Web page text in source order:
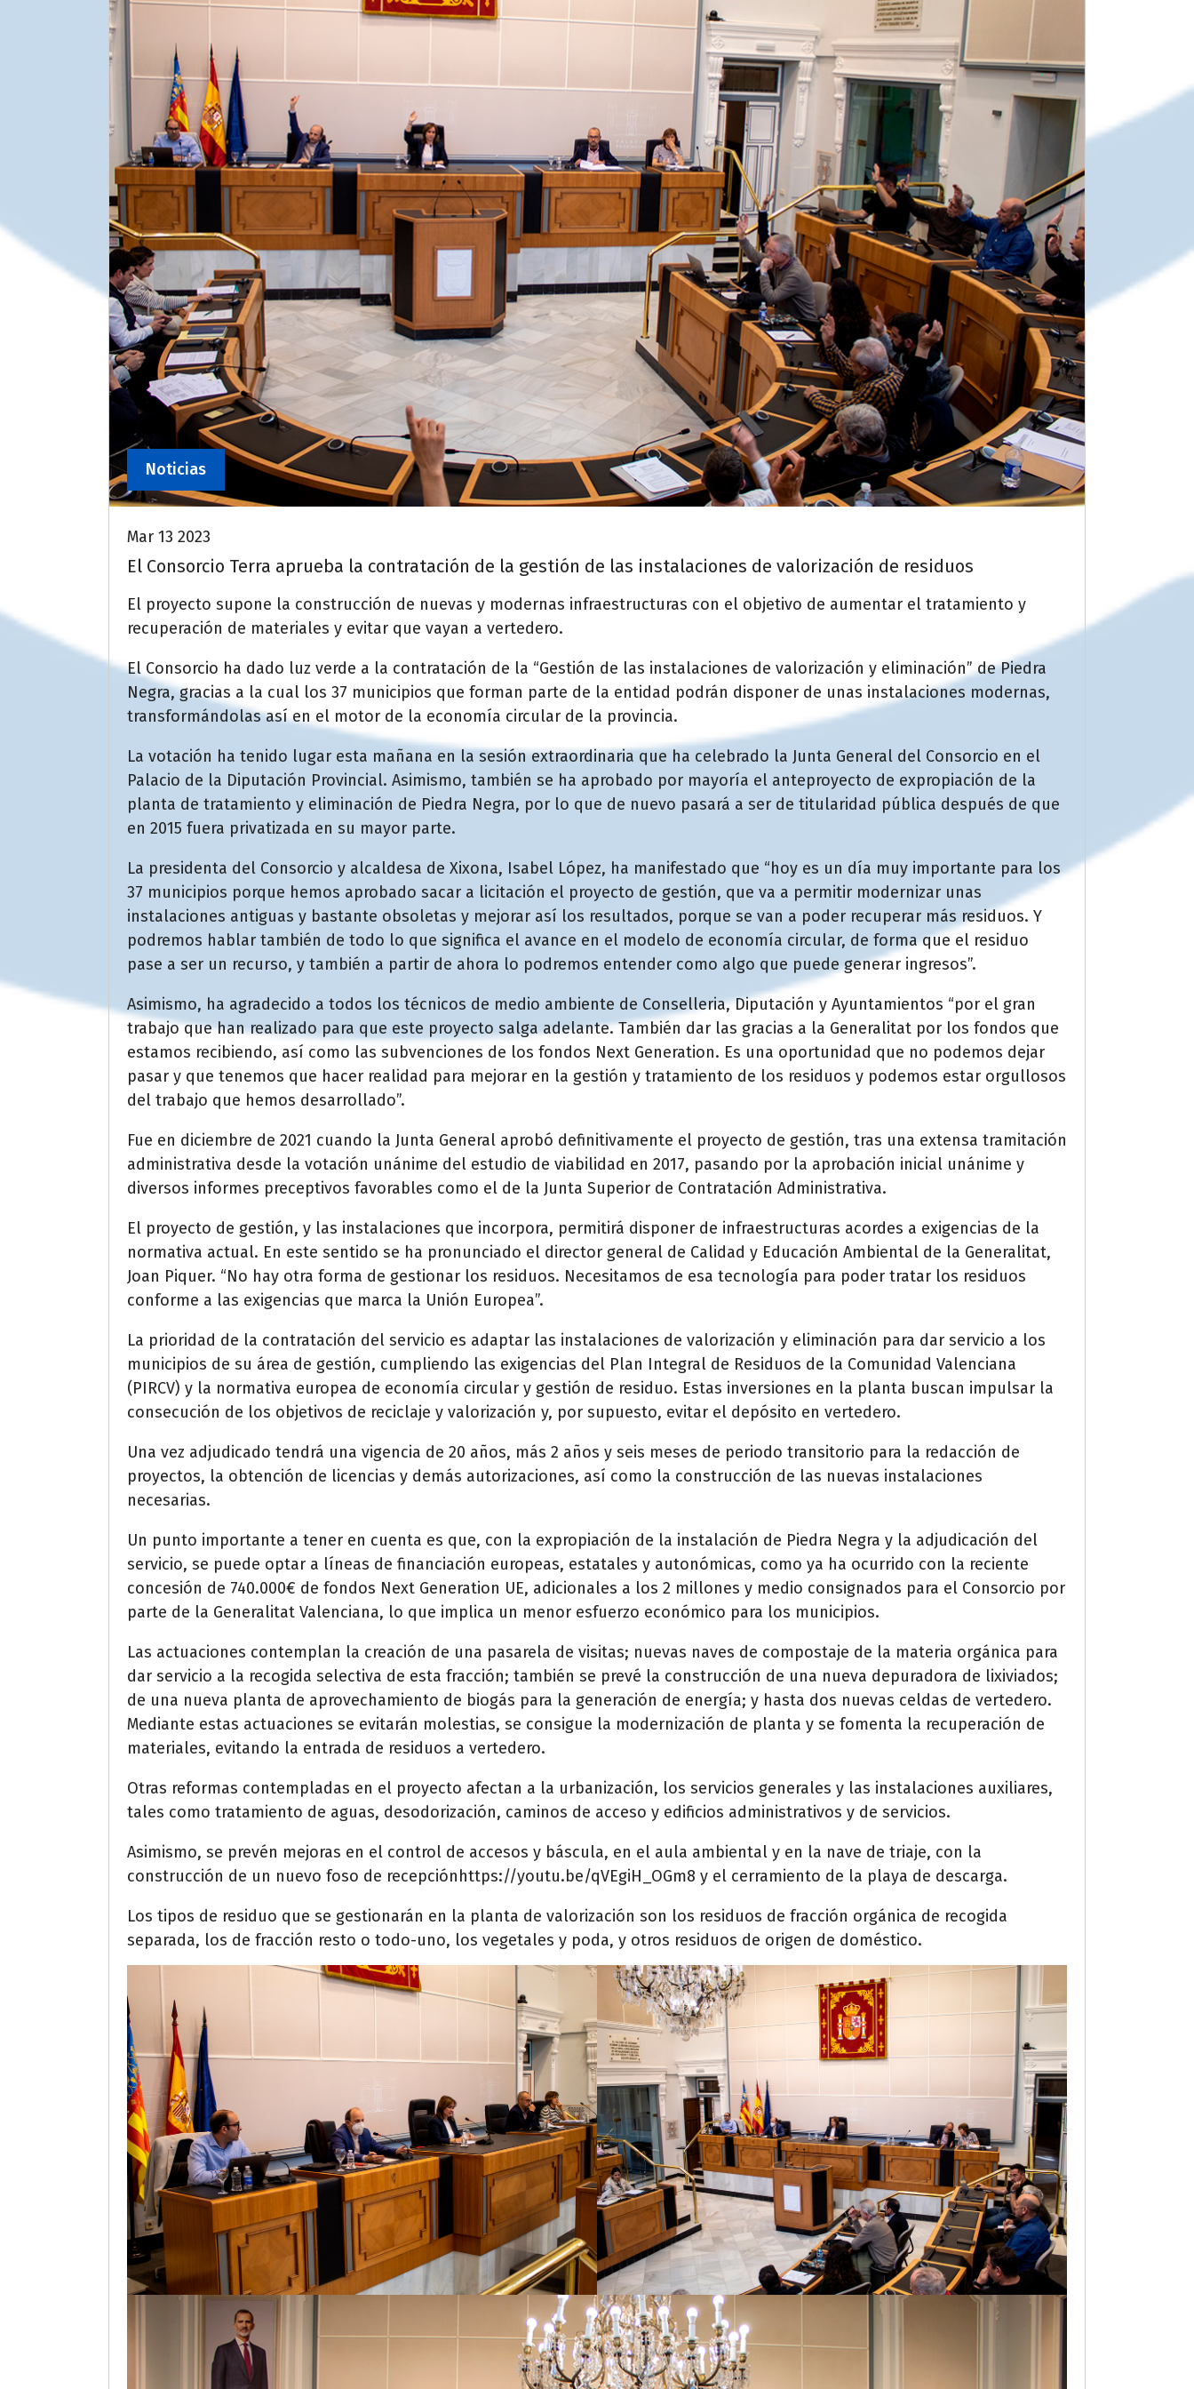
Noticias
Mar 13 2023
El Consorcio Terra aprueba la contratación de la gestión de las instalaciones de valorización de residuos
El proyecto supone la construcción de nuevas y modernas infraestructuras con el objetivo de aumentar el tratamiento y
recuperación de materiales y evitar que vayan a vertedero.
El Consorcio ha dado luz verde a la contratación de la “Gestión de las instalaciones de valorización y eliminación” de Piedra
Negra, gracias a la cual los 37 municipios que forman parte de la entidad podrán disponer de unas instalaciones modernas,
transformándolas así en el motor de la economía circular de la provincia.
La votación ha tenido lugar esta mañana en la sesión extraordinaria que ha celebrado la Junta General del Consorcio en el
Palacio de la Diputación Provincial. Asimismo, también se ha aprobado por mayoría el anteproyecto de expropiación de la
planta de tratamiento y eliminación de Piedra Negra, por lo que de nuevo pasará a ser de titularidad pública después de que
en 2015 fuera privatizada en su mayor parte.
La presidenta del Consorcio y alcaldesa de Xixona, Isabel López, ha manifestado que “hoy es un día muy importante para los
37 municipios porque hemos aprobado sacar a licitación el proyecto de gestión, que va a permitir modernizar unas
instalaciones antiguas y bastante obsoletas y mejorar así los resultados, porque se van a poder recuperar más residuos. Y
podremos hablar también de todo lo que significa el avance en el modelo de economía circular, de forma que el residuo
pase a ser un recurso, y también a partir de ahora lo podremos entender como algo que puede generar ingresos”.
Asimismo, ha agradecido a todos los técnicos de medio ambiente de Conselleria, Diputación y Ayuntamientos “por el gran
trabajo que han realizado para que este proyecto salga adelante. También dar las gracias a la Generalitat por los fondos que
estamos recibiendo, así como las subvenciones de los fondos Next Generation. Es una oportunidad que no podemos dejar
pasar y que tenemos que hacer realidad para mejorar en la gestión y tratamiento de los residuos y podemos estar orgullosos
del trabajo que hemos desarrollado”.
Fue en diciembre de 2021 cuando la Junta General aprobó definitivamente el proyecto de gestión, tras una extensa tramitación
administrativa desde la votación unánime del estudio de viabilidad en 2017, pasando por la aprobación inicial unánime y
diversos informes preceptivos favorables como el de la Junta Superior de Contratación Administrativa.
El proyecto de gestión, y las instalaciones que incorpora, permitirá disponer de infraestructuras acordes a exigencias de la
normativa actual. En este sentido se ha pronunciado el director general de Calidad y Educación Ambiental de la Generalitat,
Joan Piquer. “No hay otra forma de gestionar los residuos. Necesitamos de esa tecnología para poder tratar los residuos
conforme a las exigencias que marca la Unión Europea”.
La prioridad de la contratación del servicio es adaptar las instalaciones de valorización y eliminación para dar servicio a los
municipios de su área de gestión, cumpliendo las exigencias del Plan Integral de Residuos de la Comunidad Valenciana
(PIRCV) y la normativa europea de economía circular y gestión de residuo. Estas inversiones en la planta buscan impulsar la
consecución de los objetivos de reciclaje y valorización y, por supuesto, evitar el depósito en vertedero.
Una vez adjudicado tendrá una vigencia de 20 años, más 2 años y seis meses de periodo transitorio para la redacción de
proyectos, la obtención de licencias y demás autorizaciones, así como la construcción de las nuevas instalaciones
necesarias.
Un punto importante a tener en cuenta es que, con la expropiación de la instalación de Piedra Negra y la adjudicación del
servicio, se puede optar a líneas de financiación europeas, estatales y autonómicas, como ya ha ocurrido con la reciente
concesión de 740.000€ de fondos Next Generation UE, adicionales a los 2 millones y medio consignados para el Consorcio por
parte de la Generalitat Valenciana, lo que implica un menor esfuerzo económico para los municipios.
Las actuaciones contemplan la creación de una pasarela de visitas; nuevas naves de compostaje de la materia orgánica para
dar servicio a la recogida selectiva de esta fracción; también se prevé la construcción de una nueva depuradora de lixiviados;
de una nueva planta de aprovechamiento de biogás para la generación de energía; y hasta dos nuevas celdas de vertedero.
Mediante estas actuaciones se evitarán molestias, se consigue la modernización de planta y se fomenta la recuperación de
materiales, evitando la entrada de residuos a vertedero.
Otras reformas contempladas en el proyecto afectan a la urbanización, los servicios generales y las instalaciones auxiliares,
tales como tratamiento de aguas, desodorización, caminos de acceso y edificios administrativos y de servicios.
Asimismo, se prevén mejoras en el control de accesos y báscula, en el aula ambiental y en la nave de triaje, con la
construcción de un nuevo foso de recepciónhttps://youtu.be/qVEgiH_OGm8 y el cerramiento de la playa de descarga.
Los tipos de residuo que se gestionarán en la planta de valorización son los residuos de fracción orgánica de recogida
separada, los de fracción resto o todo-uno, los vegetales y poda, y otros residuos de origen de doméstico.